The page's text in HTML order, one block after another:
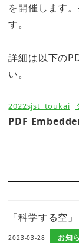
を開催します
す。
詳細は以下の
い。
2022sjst_toukai
PDF
「科学する空
2023-03-28 お知